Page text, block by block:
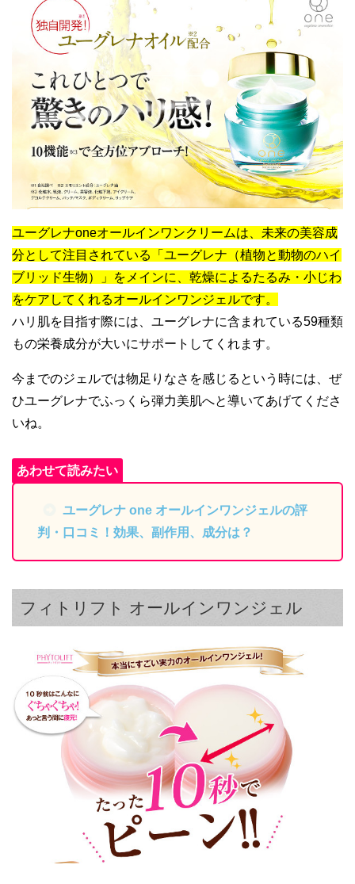
ユーグレナoneオールインワンクリームは、未来の美容成
分として注目されている「ユーグレナ（植物と動物のハイ
ブリッド生物）」をメインに、乾燥によるたるみ・小じわ
をケアしてくれるオールインワンジェルです。
ハリ肌を目指す際には、ユーグレナに含まれている59種類
もの栄養成分が大いにサポートしてくれます。
今までのジェルでは物足りなさを感じるという時には、ぜ
ひユーグレナでふっくら弾力美肌へと導いてあげてくださ
いね。
ユーグレナ one オールインワンジェルの評
判・口コミ！効果、副作用、成分は？
フィトリフト オールインワンジェル